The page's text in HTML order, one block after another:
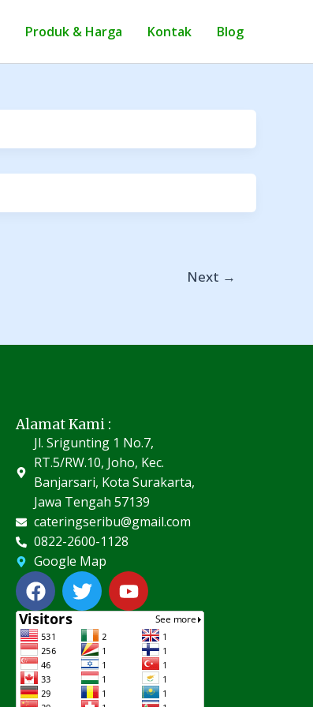
Produk & Harga Kontak Blog
Next →
Alamat Kami :
Jl. Srigunting 1 No.7,
RT.5/RW.10, Joho, Kec.
Banjarsari, Kota Surakarta,
Jawa Tengah 57139
cateringseribu@gmail.com
0822-2600-1128
Google Map
F
a
c
e
b
o
o
T
w
i
t
t
e
r
Y
o
u